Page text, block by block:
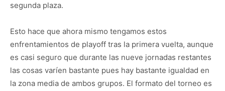
segunda plaza.
Esto hace que ahora mismo tengamos estos
enfrentamientos de playoff tras la primera vuelta, aunque
es casi seguro que durante las nueve jornadas restantes
las cosas varíen bastante pues hay bastante igualdad en
la zona media de ambos grupos. El formato del torneo es